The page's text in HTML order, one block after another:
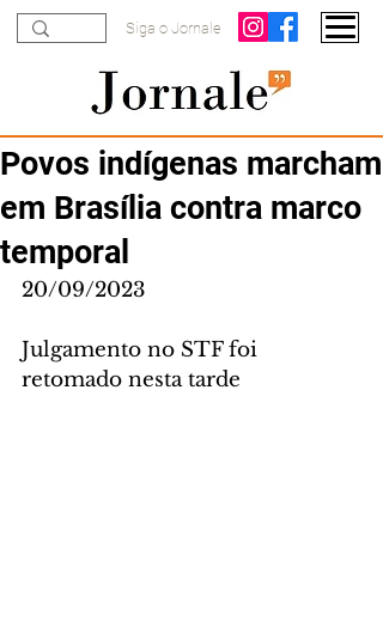
Siga o Jornale
Povos indígenas marcham
em Brasília contra marco
temporal
20/09/2023
Julgamento no STF foi
retomado nesta tarde